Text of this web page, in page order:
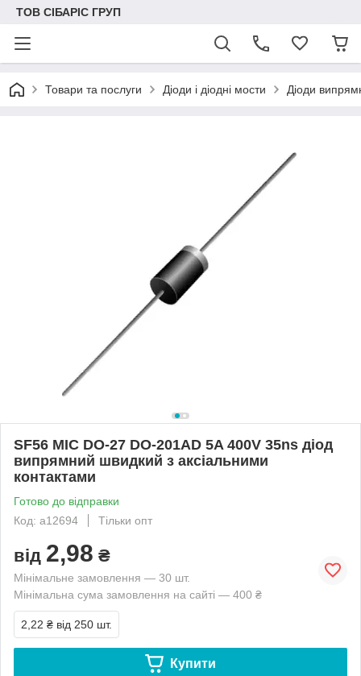
ТОВ СІБАРІС ГРУП
Товари та послуги Діоди і діодні мости Діоди
SF56 MIC DO-27 DO-201AD 5A 400V 35ns діод
випрямний швидкий з аксіальними
контактами
Готово до відправки
Код: a12694
Тільки опт
від 2,98 ₴
Мінімальне замовлення — 30 шт.
Мінімальна сума замовлення на сайті — 400 ₴
2,22 ₴ від 250 шт.
Купити